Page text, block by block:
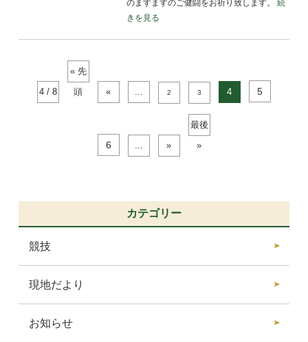
のますますのご健闘をお祈り致します。 続
きを見る
4 / 8
« 先
頭
« 2 3 4 5
6 »
最後
»
カテゴリー
競技
現地だより
お知らせ